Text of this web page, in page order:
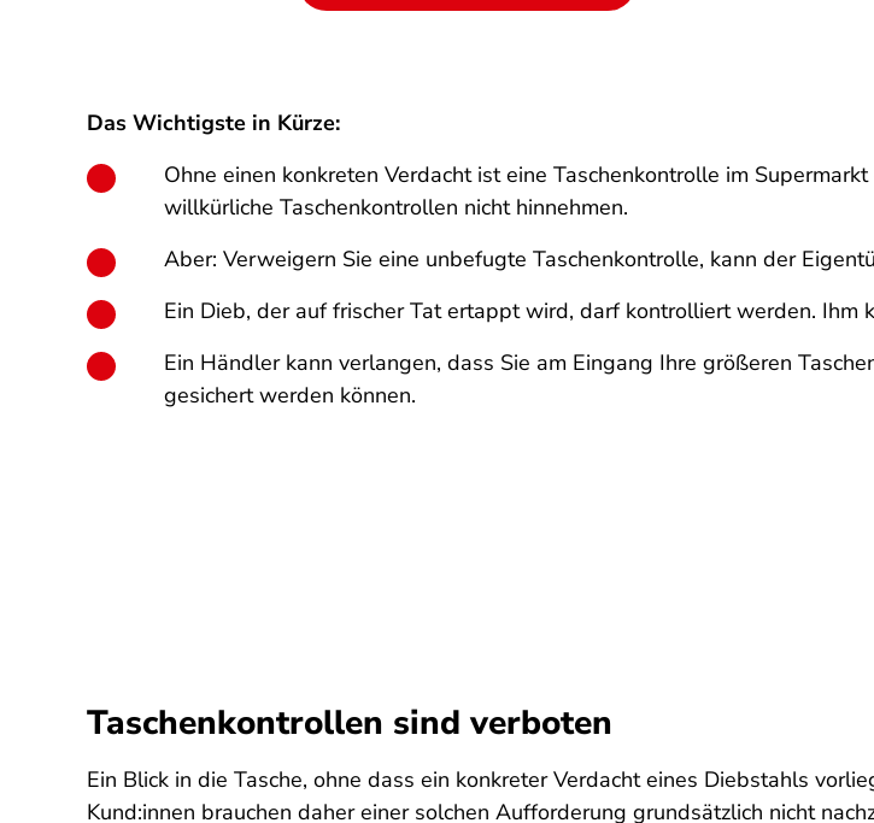
Das Wichtigste in Kürze:
Ohne einen konkreten Verdacht ist eine Taschenkontrolle im
willkürliche Taschenkontrollen nicht hinnehmen.
Aber: Verweigern Sie eine unbefugte Taschenkontrolle, kann der
Ein Dieb, der auf frischer Tat ertappt wird, darf kontrolliert werden. Ihm
Ein Händler kann verlangen, dass Sie am Eingang Ihre größeren
gesichert werden können.
Taschenkontrollen sind verboten
Ein Blick in die Tasche, ohne dass ein konkreter Verdacht eines Diebstahls
Kund:innen brauchen daher einer solchen Aufforderung grundsätzlich nicht